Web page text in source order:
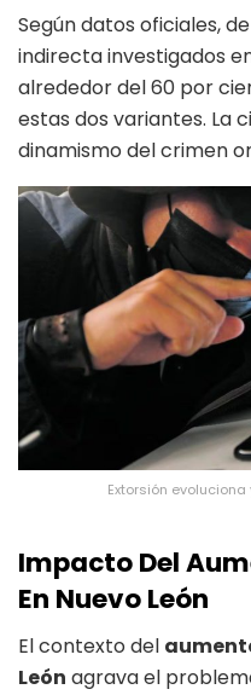
Según datos oficiales,
indirecta investigados
alrededor del 60 por
estas dos variantes. La
dinamismo del crimen
Extorsión
Impacto Del
En Nuevo León
El contexto del
León agrava el